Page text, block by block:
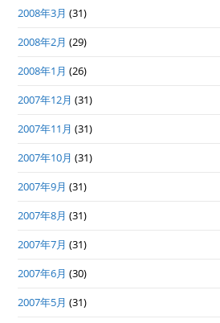
2008年3月 (31)
2008年2月 (29)
2008年1月 (26)
2007年12月 (31)
2007年11月 (31)
2007年10月 (31)
2007年9月 (31)
2007年8月 (31)
2007年7月 (31)
2007年6月 (30)
2007年5月 (31)